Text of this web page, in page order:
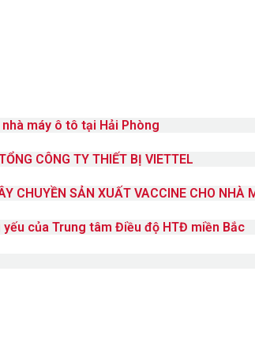
máy ô tô tại Hải Phòng
CÔNG TY THIẾT BỊ VIETTEL
CHUYỀN SẢN XUẤT VACCINE CHO NHÀ
của Trung tâm Điều độ HTĐ miền Bắc